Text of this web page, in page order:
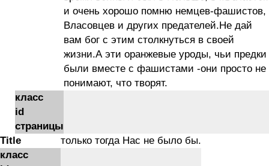
и очень хорошо помню немцев-фашистов,
Власовцев и других предателей.Не дай
вам бог с этим столкнуться в своей
жизни.А эти оранжевые уроды, чьи предки
были вместе с фашистами -они просто не
понимают, что творят.
класс
id
страницы
Title
только тогда Нас не было бы.
класс